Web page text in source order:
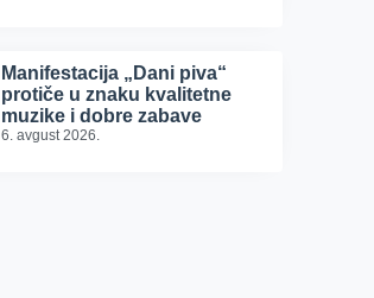
Manifestacija „Dani piva“
protiče u znaku kvalitetne
muzike i dobre zabave
6. avgust 2026.